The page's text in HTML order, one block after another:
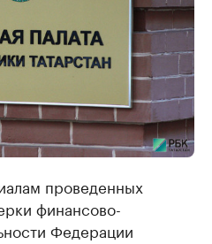
проведенных
финансово-
Федерации